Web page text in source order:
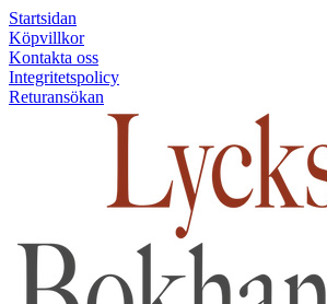
Startsidan
Köpvillkor
Kontakta oss
Integritetspolicy
Returansökan